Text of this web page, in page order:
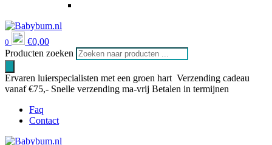
0 €0,00
Producten zoeken
Ervaren luierspecialisten met een groen hart Verzending cadeau
vanaf €75,- Snelle verzending ma-vrij Betalen in termijnen
Faq
Contact